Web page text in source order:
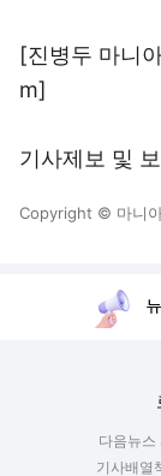
[진병두 마니
m]
기사제보 및
Copyright © 마니
다음뉴스
기사배열